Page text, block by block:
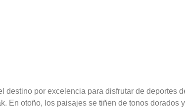
por excelencia para disfrutar de deportes
En otoño, los paisajes se tiñen de tonos dorados